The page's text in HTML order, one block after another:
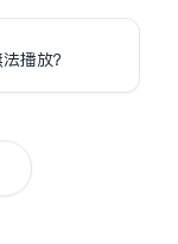
播放？